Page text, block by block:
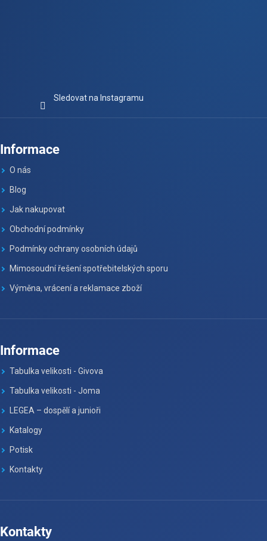
Sledovat na Instagramu
Informace
O nás
Blog
Jak nakupovat
Obchodní podmínky
Podmínky ochrany osobních údajů
Mimosoudní řešení spotřebitelských sporu
Výměna, vrácení a reklamace zboží
Informace
Tabulka velikosti - Givova
Tabulka velikosti - Joma
LEGEA – dospělí a junioři
Katalogy
Potisk
Kontakty
Kontakty